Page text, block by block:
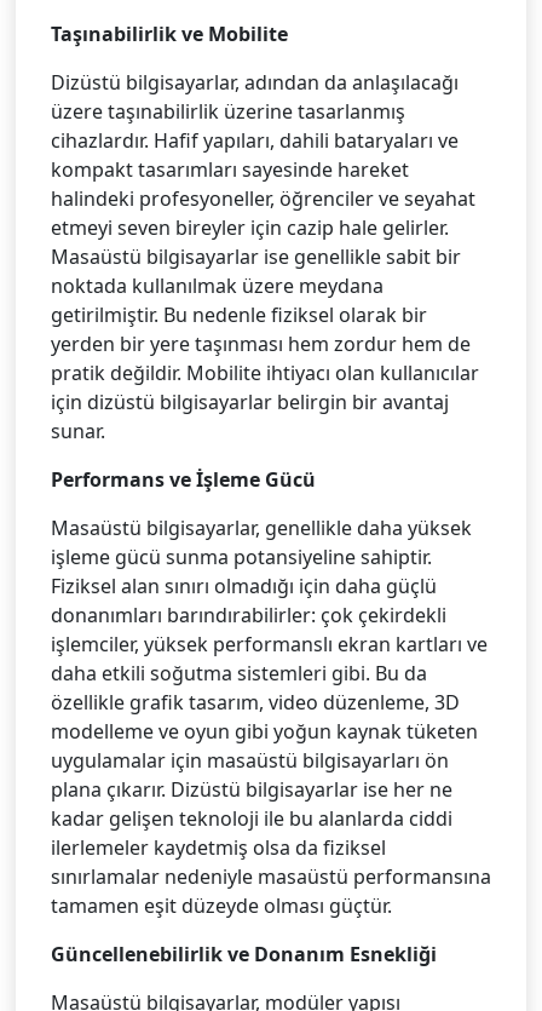
Taşınabilirlik ve Mobilite
Dizüstü bilgisayarlar, adından da anlaşılacağı
üzere taşınabilirlik üzerine tasarlanmış
cihazlardır. Hafif yapıları, dahili bataryaları ve
kompakt tasarımları sayesinde hareket
halindeki profesyoneller, öğrenciler ve seyahat
etmeyi seven bireyler için cazip hale gelirler.
Masaüstü bilgisayarlar ise genellikle sabit bir
noktada kullanılmak üzere meydana
getirilmiştir. Bu nedenle fiziksel olarak bir
yerden bir yere taşınması hem zordur hem de
pratik değildir. Mobilite ihtiyacı olan kullanıcılar
için dizüstü bilgisayarlar belirgin bir avantaj
sunar.
Performans ve İşleme Gücü
Masaüstü bilgisayarlar, genellikle daha yüksek
işleme gücü sunma potansiyeline sahiptir.
Fiziksel alan sınırı olmadığı için daha güçlü
donanımları barındırabilirler: çok çekirdekli
işlemciler, yüksek performanslı ekran kartları ve
daha etkili soğutma sistemleri gibi. Bu da
özellikle grafik tasarım, video düzenleme, 3D
modelleme ve oyun gibi yoğun kaynak tüketen
uygulamalar için masaüstü bilgisayarları ön
plana çıkarır. Dizüstü bilgisayarlar ise her ne
kadar gelişen teknoloji ile bu alanlarda ciddi
ilerlemeler kaydetmiş olsa da fiziksel
sınırlamalar nedeniyle masaüstü performansına
tamamen eşit düzeyde olması güçtür.
Güncellenebilirlik ve Donanım Esnekliği
Masaüstü bilgisayarlar, modüler yapısı